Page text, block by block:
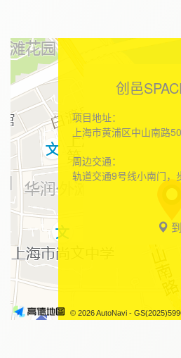
© 2026 AutoNavi -
创邑
项目地址：
上海市黄浦区中山南路
周边交通：
轨道交通9号线小南门，